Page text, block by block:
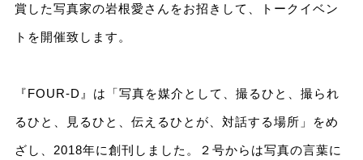
賞した写真家の岩根愛さんをお招きして、トークイベン
トを開催致します。
『FOUR-D』は「写真を媒介として、撮るひと、撮られ
るひと、見るひと、伝えるひとが、対話する場所」をめ
ざし、2018年に創刊しました。２号からは写真の言葉に